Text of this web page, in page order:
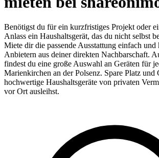
Benötigst du für ein kurzfristiges Projekt oder
Anlass ein Haushaltsgerät, das du nicht selbst
Miete dir die passende Ausstattung einfach und
Anbietern aus deiner direkten Nachbarschaft.
findest du eine große Auswahl an Geräten für
Marienkirchen an der Polsenz. Spare Platz und
hochwertige Haushaltsgeräte von privaten
vor Ort ausleihst.